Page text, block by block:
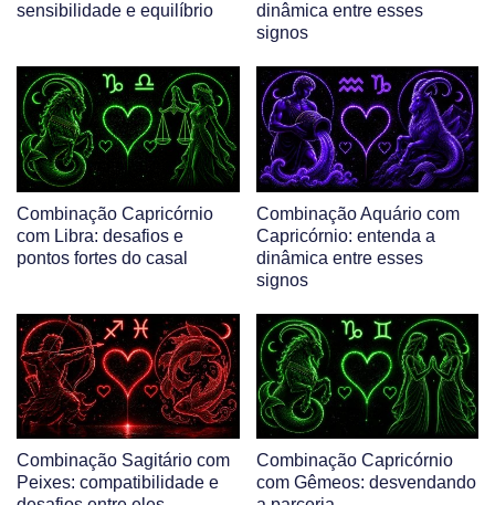
sensibilidade e equilíbrio
dinâmica entre esses
signos
Combinação Capricórnio
com Libra: desafios e
pontos fortes do casal
Combinação Aquário com
Capricórnio: entenda a
dinâmica entre esses
signos
Combinação Sagitário com
Peixes: compatibilidade e
Combinação Capricórnio
com Gêmeos: desvendando